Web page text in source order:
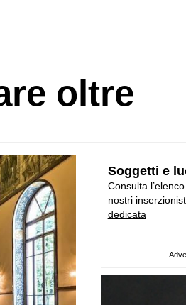
oltre
Soggetti e
Consulta
nostri
dedicata